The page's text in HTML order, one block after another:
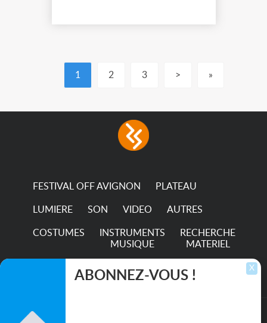
1 2 3 > »
FESTIVAL OFF AVIGNON PLATEAU
LUMIERE SON VIDEO AUTRES
COSTUMES
INSTRUMENTS
MUSIQUE
RECHERCHE
MATERIEL
TRANSPORTS X
ABONNEZ-VOUS !